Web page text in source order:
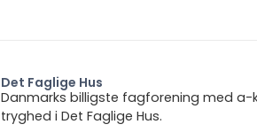
Det Faglige Hus
Danmarks billigste fagforening med
tryghed i Det Faglige Hus.